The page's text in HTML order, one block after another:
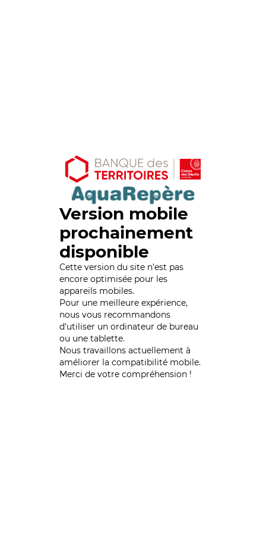
Version mobile
prochainement
disponible
Cette version du site n’est pas
encore optimisée pour les
appareils mobiles.
Pour une meilleure expérience,
nous vous recommandons
d'utiliser un ordinateur de bureau
ou une tablette.
Nous travaillons actuellement à
améliorer la compatibilité mobile.
Merci de votre compréhension !